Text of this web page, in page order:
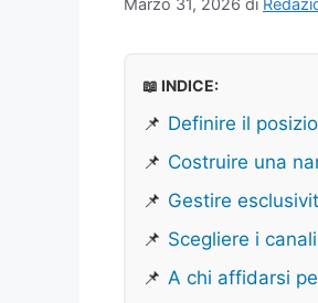
📖 INDICE:
📌 Definire il
📌 Costruire una
📌 Gestire
📌 Scegliere i
📌 A chi affidarsi